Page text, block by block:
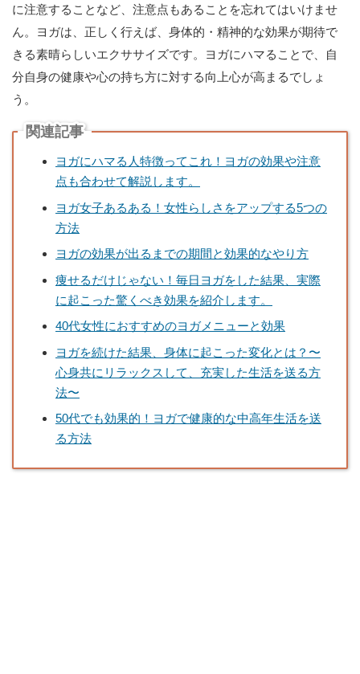
に注意することなど、注意点もあることを忘れてはいけませ
ん。ヨガは、正しく行えば、身体的・精神的な効果が期待で
きる素晴らしいエクササイズです。ヨガにハマることで、自
分自身の健康や心の持ち方に対する向上心が高まるでしょ
う。
関連記事
ヨガにハマる人特徴ってこれ！ヨガの効果や注意
点も合わせて解説します。
ヨガ女子あるある！女性らしさをアップする5つの
方法
ヨガの効果が出るまでの期間と効果的なやり方
痩せるだけじゃない！毎日ヨガをした結果、実際
に起こった驚くべき効果を紹介します。
40代女性におすすめのヨガメニューと効果
ヨガを続けた結果、身体に起こった変化とは？〜
心身共にリラックスして、充実した生活を送る方
法〜
50代でも効果的！ヨガで健康的な中高年生活を送
る方法